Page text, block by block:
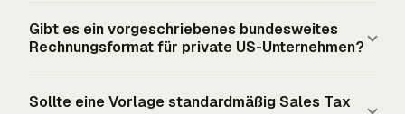
Verkäufer- und Käuferdetails, eine eindeutige
Rechnungsnummer, Ausstellungsdatum,
Steuerzeile, fälligen Gesamtbetrag,
Gibt es ein vorgeschriebenes bundesweites
Rechnungsformat für private US-Unternehmen?
bundesweites Rechnungsformular für gewöhnliche
Sollte eine Vorlage standardmäßig Sales Tax